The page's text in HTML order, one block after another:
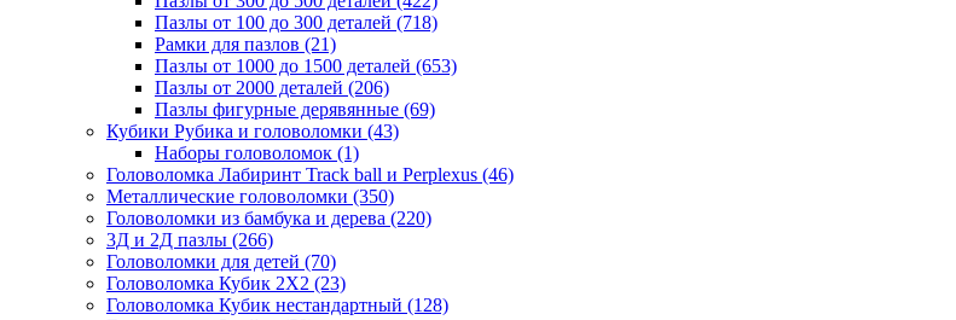
Пазлы от 100 до 300 деталей (718)
Рамки для пазлов (21)
Пазлы от 1000 до 1500 деталей (653)
Пазлы от 2000 деталей (206)
Пазлы фигурные дерявянные (69)
Кубики Рубика и головоломки (43)
Наборы головоломок (1)
Головоломка Лабиринт Track ball и Perplexus (46)
Металлические головоломки (350)
Головоломки из бамбука и дерева (220)
3Д и 2Д пазлы (266)
Головоломки для детей (70)
Головоломка Кубик 2Х2 (23)
Головоломка Кубик нестандартный (128)